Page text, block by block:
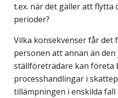
t.ex. när det gäller att
perioder?
Vilka konsekvenser får det
personen att annan än
ställföreträdare kan företa
processhandlingar i
tillämpningen i enskilda fall